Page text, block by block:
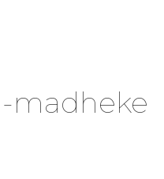
madheke